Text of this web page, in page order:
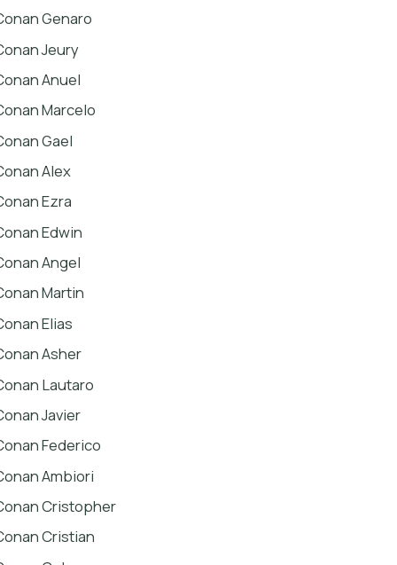
Genaro
Jeury
Anuel
Marcelo
Gael
Alex
Ezra
Edwin
Angel
Martin
Elias
Asher
Lautaro
Javier
Federico
Ambiori
Cristopher
Cristian